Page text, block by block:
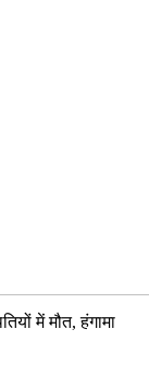
में मौत, हंगामा